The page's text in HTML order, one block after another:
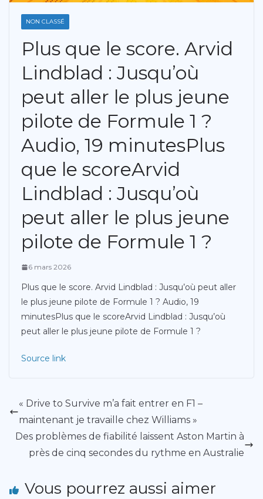
NON CLASSÉ
Plus que le score. Arvid
Lindblad : Jusqu’où
peut aller le plus jeune
pilote de Formule 1 ?
Audio, 19 minutesPlus
que le scoreArvid
Lindblad : Jusqu’où
peut aller le plus jeune
pilote de Formule 1 ?
6 mars 2026
Plus que le score. Arvid Lindblad : Jusqu’où peut aller
le plus jeune pilote de Formule 1 ? Audio, 19
minutesPlus que le scoreArvid Lindblad : Jusqu’où
peut aller le plus jeune pilote de Formule 1 ?
Source link
« Drive to Survive m’a fait entrer en F1 –
maintenant je travaille chez Williams »
Des problèmes de fiabilité laissent Aston Martin à
près de cinq secondes du rythme en Australie
Vous pourrez aussi aimer